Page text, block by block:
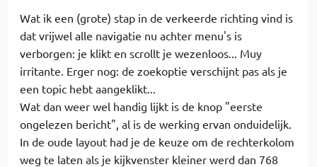
Wat ik een (grote) stap in de verkeerde richting vind is
dat vrijwel alle navigatie nu achter menu's is
verborgen: je klikt en scrollt je wezenloos... Muy
irritante. Erger nog: de zoekoptie verschijnt pas als je
een topic hebt aangeklikt...
Wat dan weer wel handig lijkt is de knop "eerste
ongelezen bericht", al is de werking ervan onduidelijk.
In de oude layout had je de keuze om de rechterkolom
weg te laten als je kijkvenster kleiner werd dan 768